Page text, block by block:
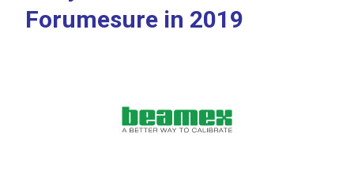
Forumesure in 2019